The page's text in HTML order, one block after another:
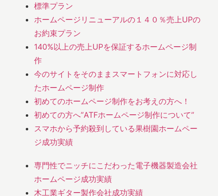
標準プラン
ホームページリニューアルの１４０％売上UPの
お約束プラン
140%以上の売上UPを保証するホームページ制
作
今のサイトをそのままスマートフォンに対応し
たホームページ制作
初めてのホームページ制作をお考えの方へ！
初めての方へ”ATFホームページ制作について”
スマホから予約殺到している果樹園ホームペー
ジ成功実績
専門性でニッチにこだわった電子機器製造会社
ホームページ成功実績
木工業ギター製作会社成功実績